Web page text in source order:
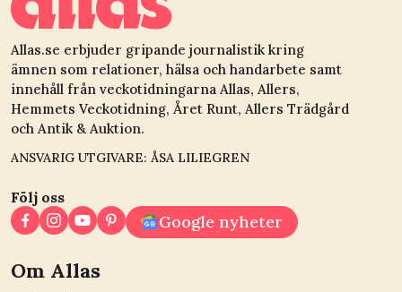
Allas.se erbjuder gripande journalistik kring
ämnen som relationer, hälsa och handarbete samt
innehåll från veckotidningarna Allas, Allers,
Hemmets Veckotidning, Året Runt, Allers Trädgård
och Antik & Auktion.
ANSVARIG UTGIVARE: ÅSA LILIEGREN
Följ oss
Google nyheter
Om Allas